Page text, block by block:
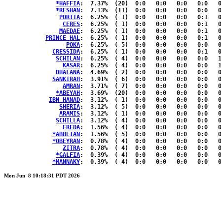
*HAFFIA:  7.37%	(20)  0:0   0:0   0:0   0:0   0:0  { 6:14}
*RESHAN :  7.13%	(11)  0:0   0:0   0:0   0:0   0:0  { 3:8 }
PORTIA:  6.25%	( 1)  0:0   0:0   0:0   0:1   0:0  { 0:0 }
CERES:  6.25%	( 1)  0:0   0:0   0:0   0:1   0:0  { 0:0 }
MAEDAE:  6.25%	( 1)  0:0   0:0   0:0   0:1   0:0  { 0:0 }
PRINCE HAL:  6.25%	( 1)  0:0   0:0   0:0   0:1   0:0  { 0:0 }
POKA:  6.25%	( 5)  0:0   0:0   0:0   0:0   0:0  { 0:5 }
CRESSIDA:  6.25%	( 1)  0:0   0:0   0:0   0:1   0:0  { 0:0 }
SCHILAN :  6.25%	( 4)  0:0   0:0   0:0   0:0   1:0  { 0:3 }
KASAR:  6.25%	( 4)  0:0   0:0   0:0   0:0   1:0  { 0:3 }
DHALANA:  4.69%	( 2)  0:0   0:0   0:0   0:0   0:1  { 0:1 }
SANKIRAH :  3.91%	( 6)  0:0   0:0   0:0   0:0   0:0  { 0:6 }
AMRAN :  3.71%	( 7)  0:0   0:0   0:0   0:0   0:0  { 2:5 }
*ABEYAH :  3.69%	(20)  0:0   0:0   0:0   0:0   0:0  { 6:14}
IBN HANAD:  3.12%	( 1)  0:0   0:0   0:0   0:0   0:1  { 0:0 }
SHERIA:  3.12%	( 5)  0:0   0:0   0:0   0:0   0:0  { 0:5 }
ARAMIS:  3.12%	( 1)  0:0   0:0   0:0   0:0   0:1  { 0:0 }
SCHILLA:  3.12%	( 4)  0:0   0:0   0:0   0:0   0:0  { 1:3 }
FREDA:  1.56%	( 4)  0:0   0:0   0:0   0:0   0:0  { 1:3 }
*ABBEIAN :  1.56%	( 5)  0:0   0:0   0:0   0:0   0:0  { 0:5 }
*OBEYRAN :  0.78%	( 4)  0:0   0:0   0:0   0:0   0:0  { 1:3 }
ZITRA:  0.78%	( 4)  0:0   0:0   0:0   0:0   0:0  { 1:3 }
*GALFIA:  0.39%	( 4)  0:0   0:0   0:0   0:0   0:0  { 1:3 }
*MANNAKY